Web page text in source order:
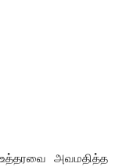
உத்தரவை அவமதித்த